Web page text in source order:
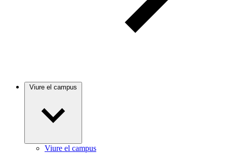
Viure el campus
Viure el campus